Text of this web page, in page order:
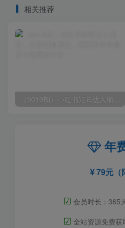
相关推荐
（9019期）小红书矩阵达人项目，直接复制搬运，回报率非常高
年
79元（
☑ 会员时长：365
☑ 全站资源免费获